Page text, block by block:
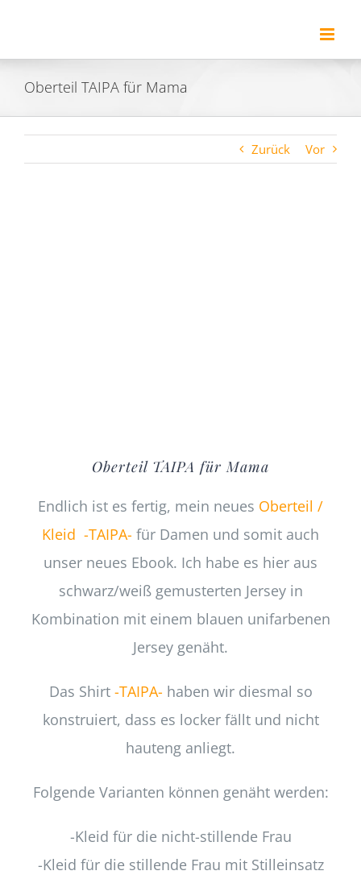
springen
Oberteil TAIPA für Mama
Zurück Vor
Oberteil TAIPA für Mama
Endlich ist es fertig, mein neues Oberteil /
Kleid -TAIPA- für Damen und somit auch
unser neues Ebook. Ich habe es hier aus
schwarz/weiß gemusterten Jersey in
Kombination mit einem blauen unifarbenen
Jersey genäht.
Das Shirt -TAIPA- haben wir diesmal so
konstruiert, dass es locker fällt und nicht
hauteng anliegt.
Folgende Varianten können genäht werden:
-Kleid für die nicht-stillende Frau
-Kleid für die stillende Frau mit Stilleinsatz